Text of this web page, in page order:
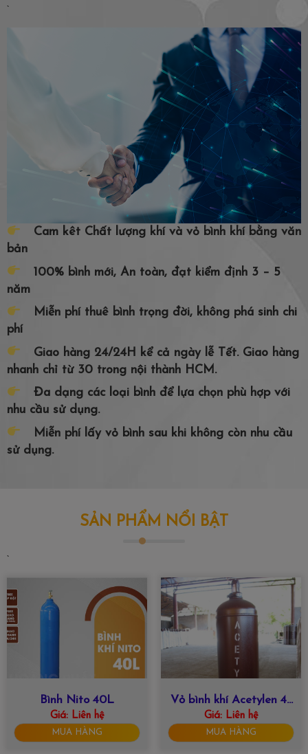
`
Cam kêt Chất lượng khí và vỏ bình khí bằng văn
bản
100% bình mới, An toàn, đạt kiểm định 3 – 5
năm
Miễn phí thuê bình trọng đời, không phá sinh chi
phí
Giao hàng 24/24H kể cả ngày lễ Tết. Giao hàng
nhanh chỉ từ 30 trong nội thành HCM.
Đa dạng các loại bình để lựa chọn phù hợp với
nhu cầu sử dụng.
Miễn phí lấy vỏ bình sau khi không còn nhu cầu
sử dụng.
SẢN PHẨM NỔI BẬT
`
Bình Nito 40L
Giá:Liên hệ
MUA HÀNG
Vỏ bình khí Acetylen 47
lít
Giá:Liên hệ
MUA HÀNG